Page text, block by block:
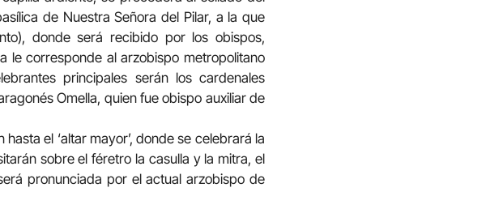
de Nuestra Señora del Pilar, a la que
donde será recibido por los obispos,
le corresponde al arzobispo metropolitano
principales serán los cardenales
Omella, quien fue obispo auxiliar de
el ‘altar mayor’, donde se celebrará la
sobre el féretro la casulla y la mitra, el
pronunciada por el actual arzobispo de